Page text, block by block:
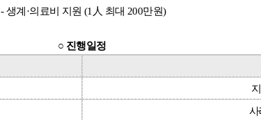
- 생계·의료비 지원 (1人 최대 200만원)
○ 진행일정
사